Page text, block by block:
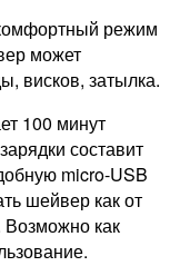
режим
может
висков, затылка.
100 минут
составит
micro-USB
шейвер как от
Возможно как